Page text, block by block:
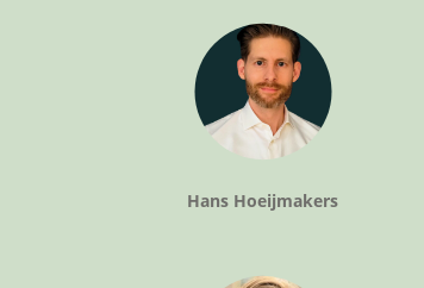
Hans Hoeijmakers